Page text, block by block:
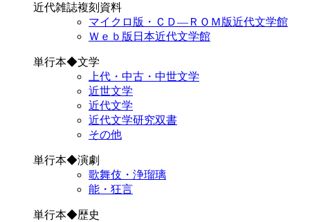
近代雑誌複刻資料
マイクロ版・ＣＤ―ＲＯＭ版近代文学館
Ｗｅｂ版日本近代文学館
単行本◆文学
上代・中古・中世文学
近世文学
近代文学
近代文学研究双書
その他
単行本◆演劇
歌舞伎・浄瑠璃
能・狂言
単行本◆歴史